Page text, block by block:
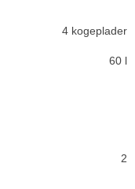
4 kogeplader
60 l
2